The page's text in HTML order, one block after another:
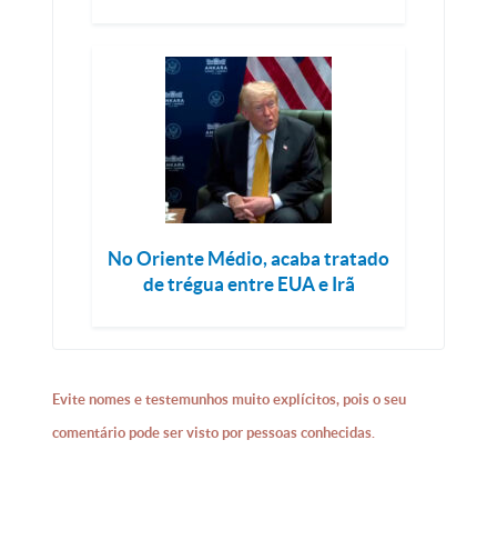
No Oriente Médio, acaba tratado
de trégua entre EUA e Irã
Evite nomes e testemunhos muito explícitos, pois o seu
comentário pode ser visto por pessoas conhecidas.